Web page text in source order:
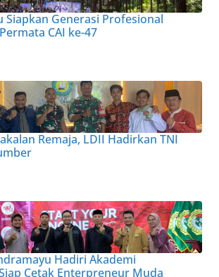
Siapkan Generasi Profesional
CAI ke-47
Remaja, LDII Hadirkan TNI
Hadiri Akademi
Cetak Enterpreneur Muda